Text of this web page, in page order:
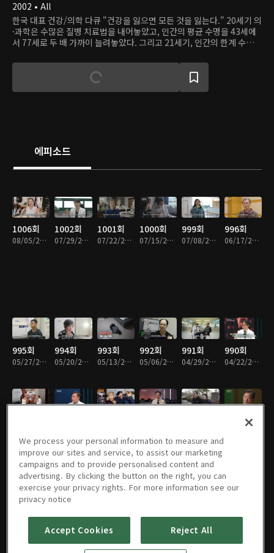
2002 • All
한국 대표 건강/의학 다큐 "건강을 잃으면 모든 것을 잃는다." 20세기 의
·과학은 수많은 질병 치료법을 내어놓았고, 인간의 평균 수명을 43세에
서 77세로 두 배 가까이 늘려놓았다. 그리고 21세기, 인간의 한계 수명은
진입하고 있는 한국, 21세기 한국인의 키워드는 무엇인가? 얼마나 오래
살 것인가보다는 얼마나 건강하게 오래 살 것인가이다. 은 먹고, 자고, 활
동하는 우리 삶에 대한 총체적인 접근을 통해 ‘건강지수’와 ‘행복지수’를
에피소드
1006회
08/05/2026 • 48분
1002회
07/29/2026 • 49분
1001회
07/22/2026 • 49분
1000회
07/15/2026 • 49분
999회
07/08/2026 • 49분
996회
06/17/2026 • 49분
995회
05/27/2026 • 49분
994회
05/20/2026 • 49분
993회
05/13/2026 • 49분
992회
05/06/2026 • 49분
991회
04/29/2026 • 49분
990회
04/22/2026 • 48분
982회
981회
02/05/2026 • 49분
980회 979회 978회 977회 976회
We process your personal information to measure and
improve our sites and service, to assist our marketing
campaigns and to provide personalised content and
advertising. By clicking the button on the right, you can
exercise your privacy rights. For more information see our
privacy notice
Accept Cookies Reject All